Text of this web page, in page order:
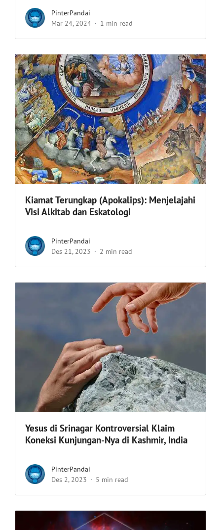
PinterPandai
Mar 24, 2024
1 min read
Kiamat Terungkap (Apokalips): Menjelajahi
Visi Alkitab dan Eskatologi
PinterPandai
Des 21, 2023
2 min read
Yesus di Srinagar Kontroversial Klaim
Koneksi Kunjungan-Nya di Kashmir, India
PinterPandai
Des 2, 2023
5 min read